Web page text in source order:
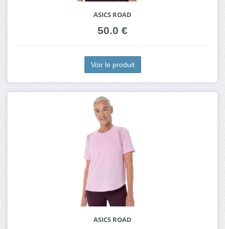
ASICS ROAD
50.0 €
Voir le produit
ASICS ROAD